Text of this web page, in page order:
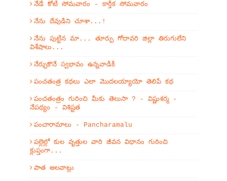
నేడే కోటి సోమవారం - కార్తీక సోమవారం
నేను దేవుడిని చూశా...!
నేను పుట్టిన మా... తూర్పు గోదావరి జిల్లా తిరుగులేని
విశేషాలు...
నేర్చుకొనే స్వభావం ఉన్నవాడికి
పంచతంత్ర కథలు ఎలా మొదలయ్యాయో తెలిపే కథ
పంచతంత్రం గురించి మీకు తెలుసా ? - విష్ణుశర్మ -
నేపథ్యం - విశిష్టత
పంచారామాలు - Pancharamalu
పల్లెల్లో కుల వృత్తుల వారి జీవన విధానం గురించి
క్లుప్తంగా...
పాత అలవాట్లు